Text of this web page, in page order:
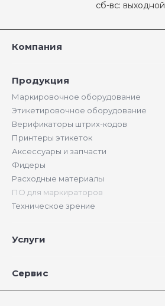
сб-вс: выходной
Компания
Продукция
Маркировочное оборудование
Этикетировочное оборудование
Верификаторы штрих-кодов
Принтеры этикеток
Аксессуары и запчасти
Фидеры
Расходные материалы
ПО для маркираторов
Техническое зрение
Услуги
Сервис